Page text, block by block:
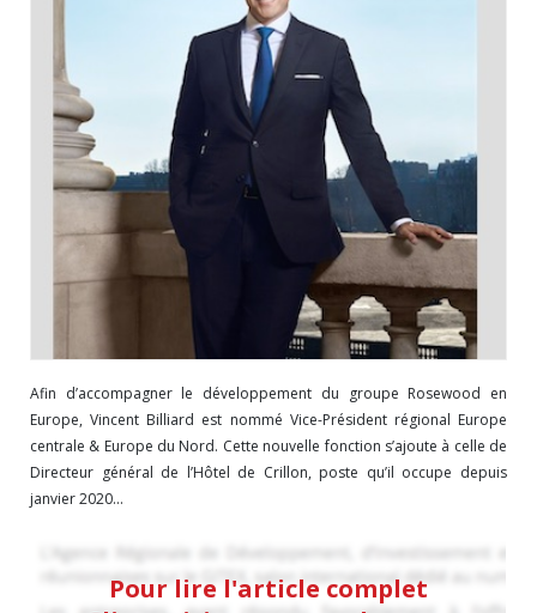
Afin d’accompagner le développement du groupe Rosewood en
Europe, Vincent Billiard est nommé Vice-Président régional Europe
centrale & Europe du Nord. Cette nouvelle fonction s’ajoute à celle de
Directeur général de l’Hôtel de Crillon, poste qu’il occupe depuis
janvier 2020...
Pour lire l'article complet